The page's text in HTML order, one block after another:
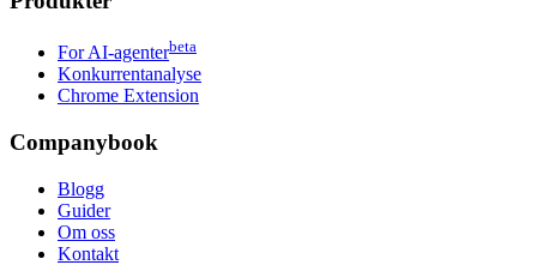
For AI-agenterbeta
Konkurrentanalyse
Chrome Extension
Companybook
Blogg
Guider
Om oss
Kontakt